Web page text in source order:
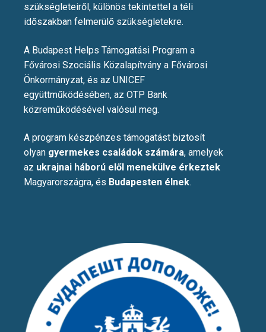
szükségleteiről, különös tekintettel a téli
időszakban felmerülő szükségletekre.
A Budapest Helps Támogatási Program a
Fővárosi Szociális Közalapítvány a Fővárosi
Önkormányzat, és az UNICEF
együttműködésében, az OTP Bank
közreműködésével valósul meg.
A program készpénzes támogatást biztosít
olyan gyermekes családok számára, amelyek
az ukrajnai háború elől menekülve érkeztek
Magyarországra, és Budapesten élnek.